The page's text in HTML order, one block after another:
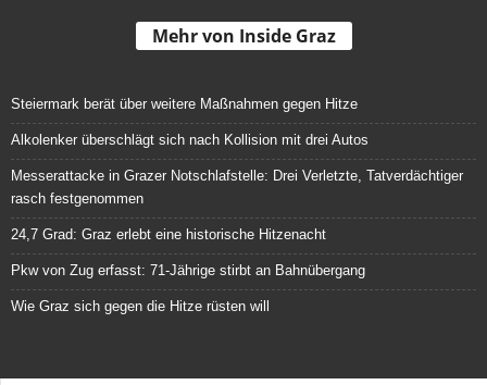
Mehr von Inside Graz
Steiermark berät über weitere Maßnahmen gegen Hitze
Alkolenker überschlägt sich nach Kollision mit drei Autos
Messerattacke in Grazer Notschlafstelle: Drei Verletzte, Tatverdächtiger
rasch festgenommen
24,7 Grad: Graz erlebt eine historische Hitzenacht
Pkw von Zug erfasst: 71-Jährige stirbt an Bahnübergang
Wie Graz sich gegen die Hitze rüsten will